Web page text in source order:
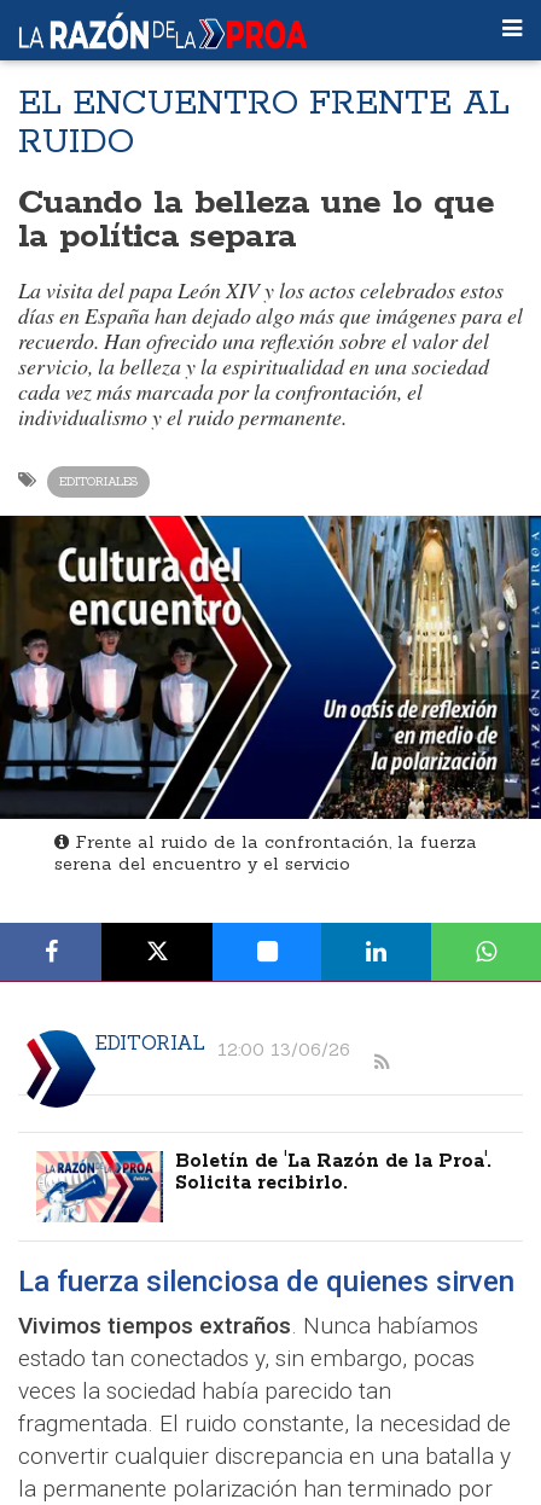
EL ENCUENTRO FRENTE AL
RUIDO
Cuando la belleza une lo que
la política separa
La visita del papa León XIV y los actos celebrados estos
días en España han dejado algo más que imágenes para el
recuerdo. Han ofrecido una reflexión sobre el valor del
servicio, la belleza y la espiritualidad en una sociedad
cada vez más marcada por la confrontación, el
individualismo y el ruido permanente.
EDITORIALES
Frente al ruido de la confrontación, la fuerza
serena del encuentro y el servicio
EDITORIAL 12:00 13/06/26
Boletín de 'La Razón de la Proa'.
Solicita recibirlo.
La fuerza silenciosa de quienes sirven
Vivimos tiempos extraños. Nunca habíamos
estado tan conectados y, sin embargo, pocas
veces la sociedad había parecido tan
fragmentada. El ruido constante, la necesidad de
convertir cualquier discrepancia en una batalla y
la permanente polarización han terminado por